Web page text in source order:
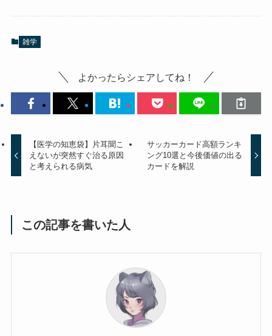
雑学
よかったらシェアしてね！
【医学の知恵袋】片耳聞こ
えないが突然すぐ治る原因
と考えられる病気
サッカーカード高額ランキ
ング10選と今後価値の出る
カードを解説
この記事を書いた人